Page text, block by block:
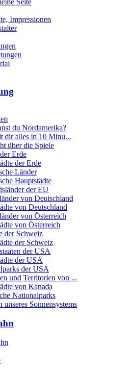
Impressionen
du Nordamerika?
dir alles in 10 Minu...
über die Spiele
Erde
der Erde
Länder
Hauptstädte
der EU
von Deutschland
von Deutschland
von Österreich
von Österreich
der Schweiz
der Schweiz
der USA
der USA
der USA
und Territorien von ...
von Kanada
Nationalparks
unseres Sonnensystems